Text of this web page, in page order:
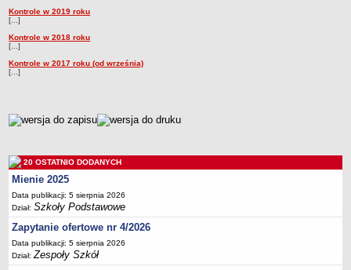
Specjalny Ośrodek nr 5
Statut
Godziny dyżurów
Kontrole
Rejestry, ewidencje, archiwa
Sprawozdania
Deklaracja dostępności
PORADNIE PSYCHOLOGICZNO-PEDAGOGICZNE
Kontrole w 2019 roku
[...]
Kontrole w 2018 roku
[...]
Kontrole w 2017 roku (od września)
[...]
metryczka
20 OSTATNIO DODANYCH
Mienie 2025
Data publikacji: 5 sierpnia 2026
Dział:Szkoły Podstawowe
Zapytanie ofertowe nr 4/2026
Data publikacji: 5 sierpnia 2026
Dział:Zespoły Szkół